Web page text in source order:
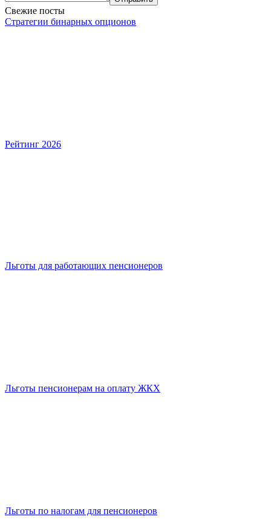
Свежие посты
Стратегии бинарных опционов
Рейтинг 2026
Льготы для работающих пенсионеров
Льготы пенсионерам на оплату ЖКХ
Льготы по налогам для пенсионеров